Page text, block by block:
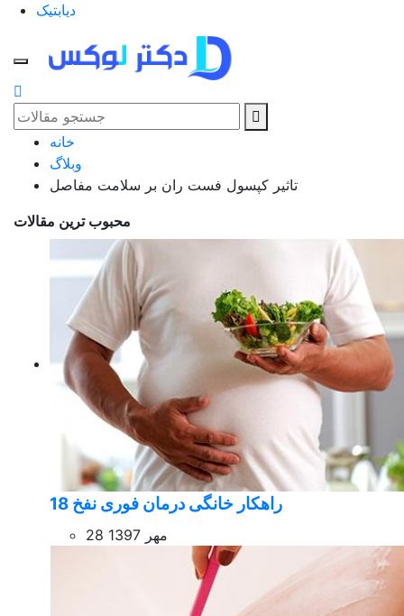
دیابتیک
خانه
وبلاگ
تاثیر کپسول فست ران بر سلامت مفاصل
محبوب ترین مقالات
18 راهکار خانگی درمان فوری نفخ
28 مهر 1397